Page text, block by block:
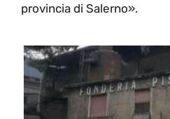
provincia di Salerno».